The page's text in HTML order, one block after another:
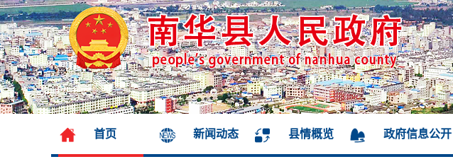
首页 新闻动态 县情概览 政府信息公开